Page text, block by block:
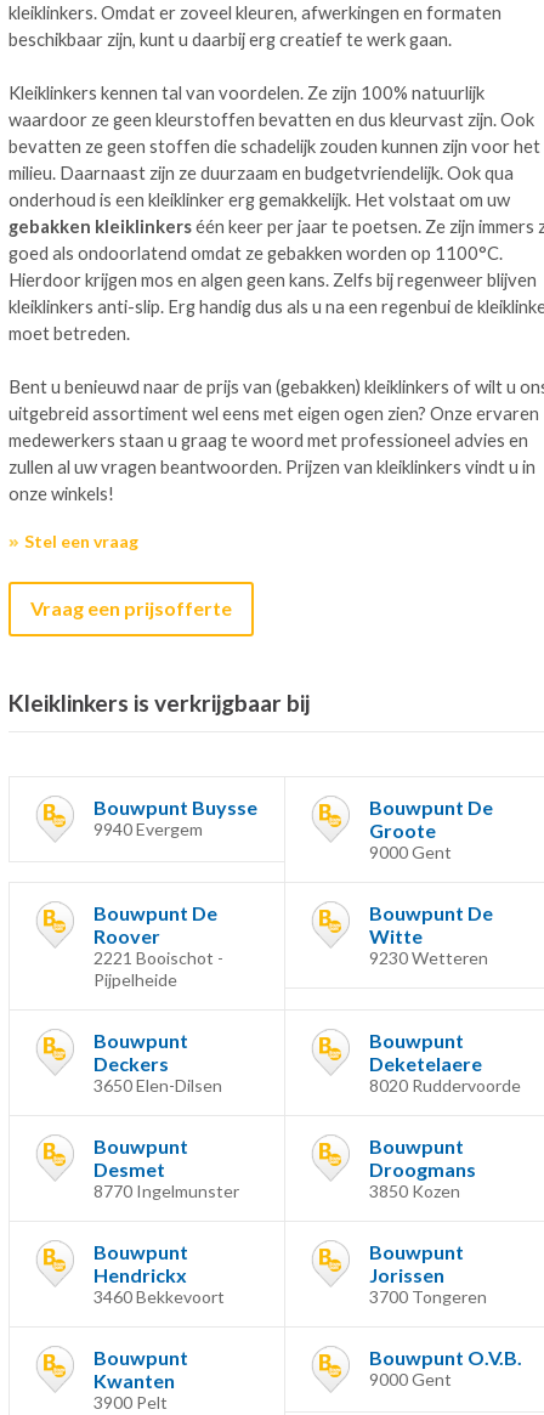
kleiklinkers. Omdat er zoveel kleuren, afwerkingen en formaten
beschikbaar zijn, kunt u daarbij erg creatief te werk gaan.
Kleiklinkers kennen tal van voordelen. Ze zijn 100% natuurlijk
waardoor ze geen kleurstoffen bevatten en dus kleurvast zijn. Ook
bevatten ze geen stoffen die schadelijk zouden kunnen zijn voor het
milieu. Daarnaast zijn ze duurzaam en budgetvriendelijk. Ook qua
onderhoud is een kleiklinker erg gemakkelijk. Het volstaat om uw
gebakken kleiklinkerséén keer per jaar te poetsen. Ze zijn immers
goed als ondoorlatend omdat ze gebakken worden op 1100°C.
Hierdoor krijgen mos en algen geen kans. Zelfs bij regenweer blijven
kleiklinkers anti-slip. Erg handig dus als u na een regenbui de
moet betreden.
Bent u benieuwd naar de prijs van (gebakken) kleiklinkers of wilt u
uitgebreid assortiment wel eens met eigen ogen zien? Onze ervaren
medewerkers staan u graag te woord met professioneel advies en
zullen al uw vragen beantwoorden. Prijzen van kleiklinkers vindt u in
onze winkels!
Stel een vraag
Vraag een prijsofferte
Kleiklinkers is verkrijgbaar bij
Bouwpunt Buysse
9940 Evergem
Bouwpunt De
Groote
9000 Gent
Bouwpunt De
Roover
2221 Booischot -
Pijpelheide
Bouwpunt De
Witte
9230 Wetteren
Bouwpunt
Deckers
3650 Elen-Dilsen
Bouwpunt
Deketelaere
8020 Ruddervoorde
Bouwpunt
Desmet
8770 Ingelmunster
Bouwpunt
Droogmans
3850 Kozen
Bouwpunt
Hendrickx
3460 Bekkevoort
Bouwpunt
Jorissen
3700 Tongeren
Bouwpunt
Kwanten
3900 Pelt
Bouwpunt O.V.B.
9000 Gent